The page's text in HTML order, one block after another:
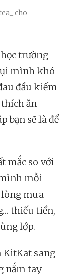
cho
trường
mình khó
đầu kiếm
thích ăn
bạn sẽ là để
mắc so với
mỗi
lòng mua
thiếu tiền,
lớp.
KitKat sang
nắm tay